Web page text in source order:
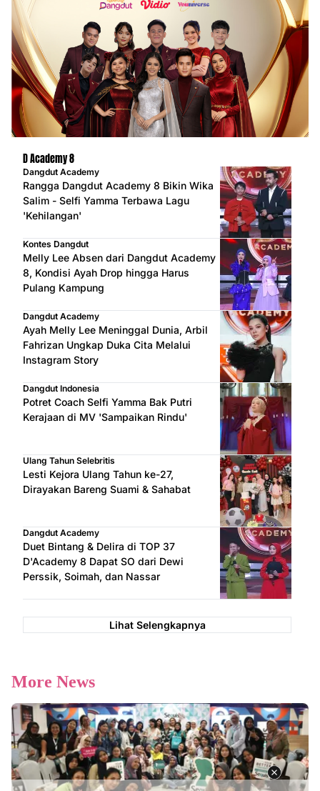
D Academy 8
Dangdut Academy
Rangga Dangdut Academy 8 Bikin Wika
Salim - Selfi Yamma Terbawa Lagu
'Kehilangan'
Kontes Dangdut
Melly Lee Absen dari Dangdut Academy
8, Kondisi Ayah Drop hingga Harus
Pulang Kampung
Dangdut Academy
Ayah Melly Lee Meninggal Dunia, Arbil
Fahrizan Ungkap Duka Cita Melalui
Instagram Story
Dangdut Indonesia
Potret Coach Selfi Yamma Bak Putri
Kerajaan di MV 'Sampaikan Rindu'
Ulang Tahun Selebritis
Lesti Kejora Ulang Tahun ke-27,
Dirayakan Bareng Suami & Sahabat
Dangdut Academy
Duet Bintang & Delira di TOP 37
D'Academy 8 Dapat SO dari Dewi
Perssik, Soimah, dan Nassar
Lihat Selengkapnya
More News